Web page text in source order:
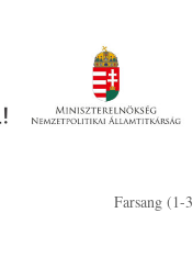
next
Farsang (1-